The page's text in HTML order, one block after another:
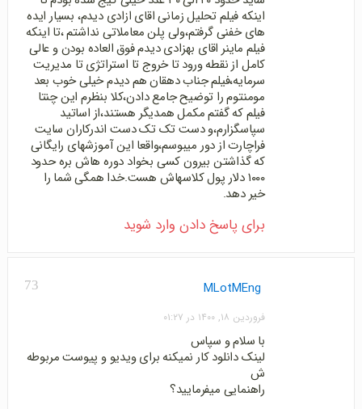
اینکه فیلم تحلیل زمانی اقای ازادی دیدم، بسیار ایده
های خفنی گرفتم،ولی پلن معاملاتی نداشتم ،تا اینکه
فیلم ماینر اقای بهزادی دیدم فوق العاده بودن و عالی
کامل از نقطه ورود تا خروج تا استراتژی تا مدیریت
سرمایه،فیلم جناب دهقان هم دیدم خیلی خوب بعد
مومنتوم را توضیح جامع دادن،کلا بنظرم این چنتا
فیلم که گفتم مکمل همدیگر هستند،از اساتید
سپاسگزارم،و دست تک تک دست اندرکاران سایت
فراچارت از دور میبوسم،واقعا این آموزشهای رایگانی
که گذاشتن بیرون کسی بخواد دوره هاش بره حدود
۱۰۰۰ دلار پول کلاسهاش هست.خدا همگی شما را
خیر دهد.
برای پاسخ دادن وارد شوید
73 MLotMEng
فروردین ۱۸, ۱۴۰۰ در ۰۱:۲۷
با سلام و سپاس
لینک دانلود کار نمیکنه برای ویدیو و پیوست مربوطه
ش
راهنمایی میفرمایید؟